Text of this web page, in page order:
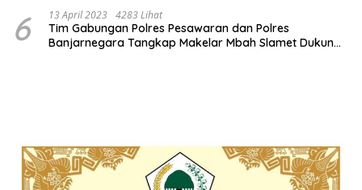
6 13 April 2023 4283 Lihat
Tim Gabungan Polres Pesawaran dan Polres
Banjarnegara Tangkap Makelar Mbah Slamet Dukun